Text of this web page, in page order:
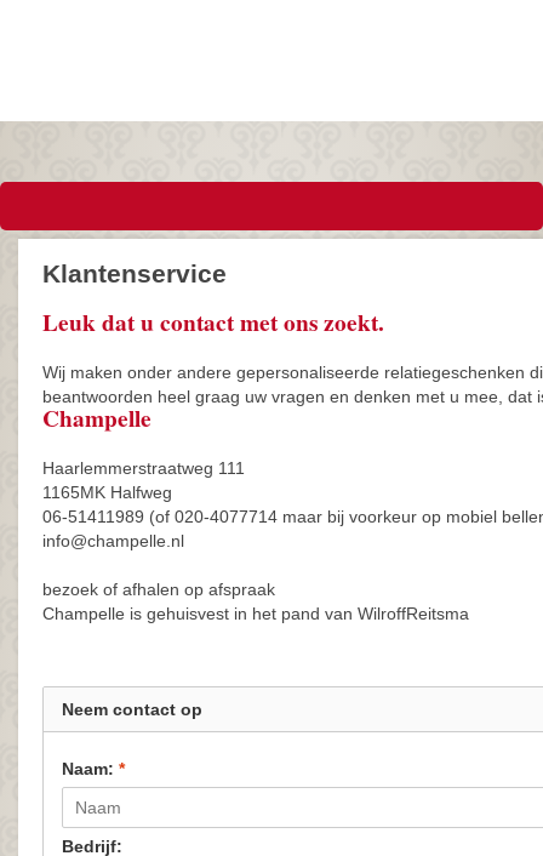
Klantenservice
Leuk dat u contact met ons zoekt.
Wij maken onder andere gepersonaliseerde relatiegeschenken
beantwoorden heel graag uw vragen en denken met u mee, dat
Champelle
Haarlemmerstraatweg 111
1165MK Halfweg
06-51411989 (of 020-4077714 maar bij voorkeur op mobiel
info@champelle.nl
bezoek of afhalen op afspraak
Champelle is gehuisvest in het pand van WilroffReitsma
Neem contact op
Naam: *
Bedrijf: